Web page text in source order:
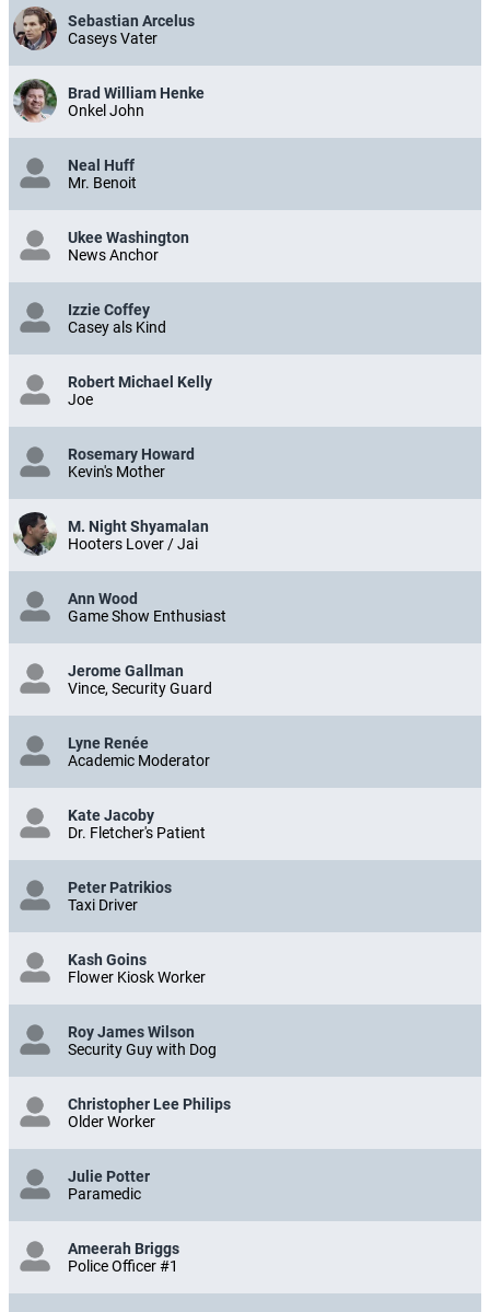
Sebastian Arcelus
Caseys Vater
Brad William Henke
Onkel John
Neal Huff
Mr. Benoit
Ukee Washington
News Anchor
Izzie Coffey
Casey als Kind
Robert Michael Kelly
Joe
Rosemary Howard
Kevin's Mother
M. Night Shyamalan
Hooters Lover / Jai
Ann Wood
Game Show Enthusiast
Jerome Gallman
Vince, Security Guard
Lyne Renée
Academic Moderator
Kate Jacoby
Dr. Fletcher's Patient
Peter Patrikios
Taxi Driver
Kash Goins
Flower Kiosk Worker
Roy James Wilson
Security Guy with Dog
Christopher Lee Philips
Older Worker
Julie Potter
Paramedic
Ameerah Briggs
Police Officer #1